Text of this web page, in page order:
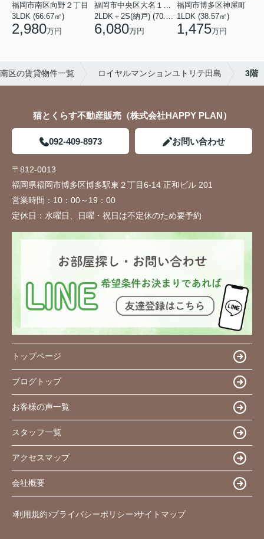
福岡市南区向野２丁目
3LDK (66.67㎡)
2,980万円
福岡市中央区大名１丁目
2LDK＋2S(納戸) (70.69㎡)
6,080万円
福岡市博多区神屋町
1LDK (38.57㎡)
1,475万円
区の賃貸物件一覧 ロイヤルマンションユトリテ田島 3階
猫とくらす不動産販売（株式会社HAPPY PLAN）
092-409-8973 お問い合わせ
〒812-0013
福岡県福岡市博多区博多駅東２丁目6-14 正和ビル 201
営業時間： 10：00～19：00
定休日： 水曜日、日曜・祝日は不定休のため要予約
トップページ
ブログトップ
お客様の声一覧
スタッフ一覧
アクセスマップ
会社概要
利用規約 プライバシーポリシー サイトマップ